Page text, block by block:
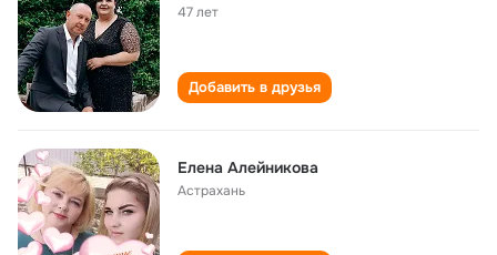
47 лет
Добавить в друзья
Елена Алейникова
Астрахань